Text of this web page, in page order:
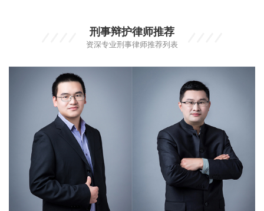
刑事辩护律师推荐
资深专业刑事律师推荐列表